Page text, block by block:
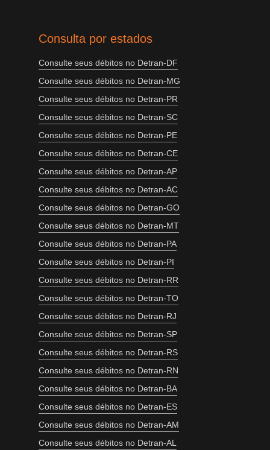
Consulta por estados
Consulte seus débitos no Detran-DF
Consulte seus débitos no Detran-MG
Consulte seus débitos no Detran-PR
Consulte seus débitos no Detran-SC
Consulte seus débitos no Detran-PE
Consulte seus débitos no Detran-CE
Consulte seus débitos no Detran-AP
Consulte seus débitos no Detran-AC
Consulte seus débitos no Detran-GO
Consulte seus débitos no Detran-MT
Consulte seus débitos no Detran-PA
Consulte seus débitos no Detran-PI
Consulte seus débitos no Detran-RR
Consulte seus débitos no Detran-TO
Consulte seus débitos no Detran-RJ
Consulte seus débitos no Detran-SP
Consulte seus débitos no Detran-RS
Consulte seus débitos no Detran-RN
Consulte seus débitos no Detran-BA
Consulte seus débitos no Detran-ES
Consulte seus débitos no Detran-AM
Consulte seus débitos no Detran-AL